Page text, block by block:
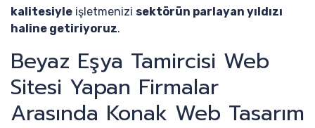
kalitesiyle işletmenizi sektörün parlayan yıldızı
haline getiriyoruz.
Beyaz Eşya Tamircisi Web
Sitesi Yapan Firmalar
Arasında Konak Web Tasarım